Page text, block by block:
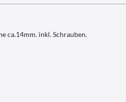
ca.14mm. inkl. Schrauben.